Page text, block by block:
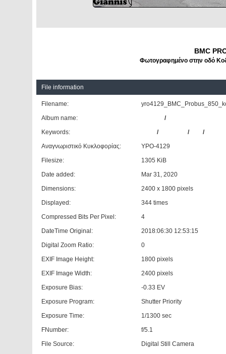
BMC
Φωτογραφημένο στην οδό
File information
Filename:
Album name:
/
Keywords:
/ / /
Αναγνωριστικό Κυκλοφορίας:
ΥΡΟ-4129
Filesize:
1305 KiB
Date added:
Mar 31, 2020
Dimensions:
2400 x 1800 pixels
Displayed:
344 times
Compressed Bits Per Pixel:
4
DateTime Original:
2018:06:30 12:53:15
Digital Zoom Ratio:
0
EXIF Image Height:
1800 pixels
EXIF Image Width:
2400 pixels
Exposure Bias:
-0.33 EV
Exposure Program:
Shutter Priority
Exposure Time:
1/1300 sec
FNumber:
f/5.1
File Source:
Digital Still Camera